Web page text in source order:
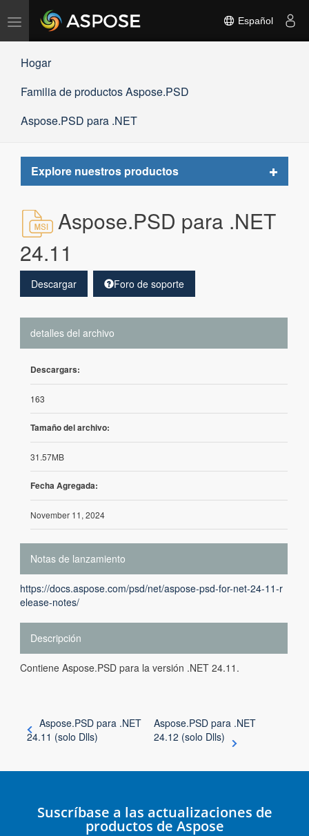
Alternar
navegación
Español
Hogar
Familia de productos Aspose.PSD
Aspose.PSD para .NET
Explore nuestros productos
Toggle
Aspose.PSD para .NET
24.11
Descargar Foro de soporte
detalles del archivo
Descargars:
163
Tamaño del archivo:
31.57MB
Fecha Agregada:
November 11, 2024
Notas de lanzamiento
https://docs.aspose.com/psd/net/aspose-psd-for-net-24-11-r
elease-notes/
Descripción
Contiene Aspose.PSD para la versión .NET 24.11.
Aspose.PSD para .NET
24.11 (solo Dlls)
Aspose.PSD para .NET
24.12 (solo Dlls)
Suscríbase a las actualizaciones de
productos de Aspose